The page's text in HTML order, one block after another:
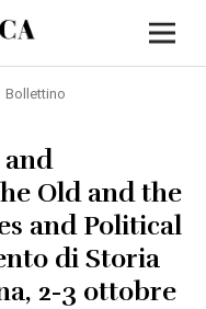
Bollettino
and
Old and the
and Political
di Storia
2-3 ottobre